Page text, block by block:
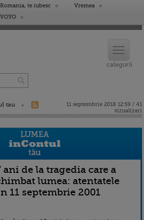
Romania, te iubesc
Vremea
VOYO
tau
11 septembrie 2018 12:59 / 41
vizualizari
ani de la tragedia care a
lumea: atentatele
11 septembrie 2001